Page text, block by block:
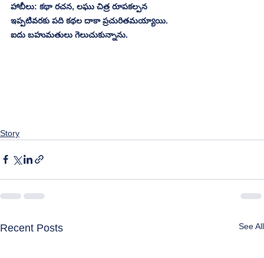
హాబీలు: కథా రచన, లఘు చిత్ర రూపకల్పన
ఇప్పటివరకు పది కథల దాకా ప్రచురితమయ్యాయి.
ఐదు బహుమతులు గెలుచుకున్నాను.
Story
Recent Posts See All